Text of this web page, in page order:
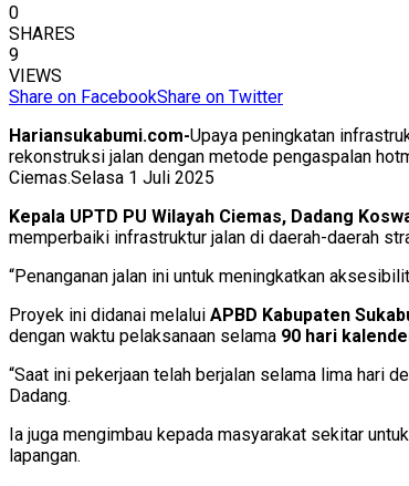
0
SHARES
9
VIEWS
Share on FacebookShare on Twitter
Hariansukabumi.com-Upaya peningkatan
rekonstruksi jalan dengan metode pengaspalan
Ciemas.Selasa 1 Juli 2025
Kepala UPTD PU Wilayah Ciemas, Dadang
memperbaiki infrastruktur jalan di daerah-daerah
“Penanganan jalan ini untuk meningkatkan
Proyek ini didanai melalui APBD Kabupaten
dengan waktu pelaksanaan selama 90 hari
“Saat ini pekerjaan telah berjalan selama lima hari
Dadang.
Ia juga mengimbau kepada masyarakat sekitar
lapangan.